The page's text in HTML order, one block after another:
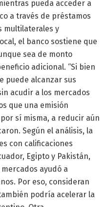
pueda acceder a
a través de préstamos
multilaterales y
el banco sostiene que
sea de monto
adicional. “Si bien
puede alcanzar sus
acudir a los mercados
que una emisión
sí misma, a reducir aún
Según el análisis, la
con calificaciones
Egipto y Pakistán,
ayudó a
Por eso, consideran
podría acelerar la